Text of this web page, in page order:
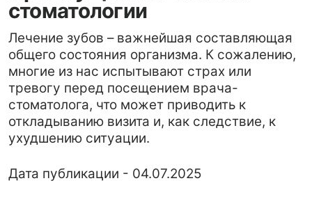
Лечение зубов – важнейшая составляющая
общего состояния организма. К сожалению,
многие из нас испытывают страх или
тревогу перед посещением врача-
стоматолога, что может приводить к
откладыванию визита и, как следствие, к
ухудшению ситуации.
Дата публикации - 04.07.2025